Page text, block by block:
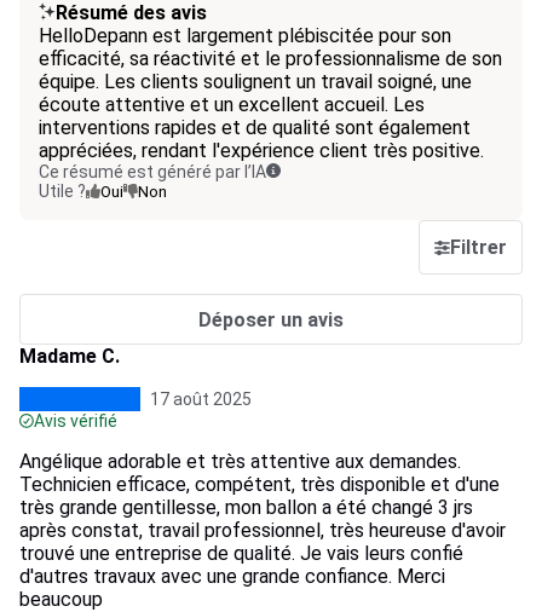
Résumé des avis
HelloDepann est largement plébiscitée pour son
efficacité, sa réactivité et le professionnalisme de son
équipe. Les clients soulignent un travail soigné, une
écoute attentive et un excellent accueil. Les
interventions rapides et de qualité sont également
appréciées, rendant l'expérience client très positive.
Ce résumé est généré par l’IA
Utile ?
Oui Non
Filtrer
Déposer un avis
Madame C.
17 août 2025
Avis vérifié
Angélique adorable et très attentive aux demandes.
Technicien efficace, compétent, très disponible et d'une
très grande gentillesse, mon ballon a été changé 3 jrs
après constat, travail professionnel, très heureuse d'avoir
trouvé une entreprise de qualité. Je vais leurs confié
d'autres travaux avec une grande confiance. Merci
beaucoup